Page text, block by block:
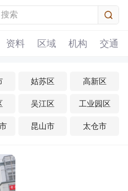
资料 区域 机构 交通
姑苏区 高新区
吴江区 工业园区
昆山市 太仓市